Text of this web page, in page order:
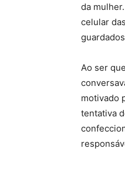
da
celular
Ao ser
motivado
tentativa